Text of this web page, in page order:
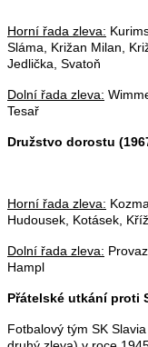
Horní řada zleva:
Sláma, Križan Milan,
Jedlička, Svatoň
Dolní řada zleva:
Tesař
Družstvo dorostu
Horní řada zleva:
Hudousek, Kotásek,
Dolní řada zleva:
Hampl
Přátelské utkání proti
Fotbalový tým SK